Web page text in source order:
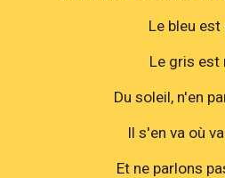
Le bleu est
Le gris est
Du soleil, n'en
Il s'en va où
Et ne parlons